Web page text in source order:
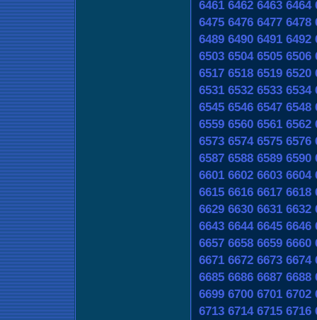
6461 6462 6463 6464
6475 6476 6477 6478
6489 6490 6491 6492
6503 6504 6505 6506
6517 6518 6519 6520
6531 6532 6533 6534
6545 6546 6547 6548
6559 6560 6561 6562
6573 6574 6575 6576
6587 6588 6589 6590
6601 6602 6603 6604
6615 6616 6617 6618
6629 6630 6631 6632
6643 6644 6645 6646
6657 6658 6659 6660
6671 6672 6673 6674
6685 6686 6687 6688
6699 6700 6701 6702
6713 6714 6715 6716